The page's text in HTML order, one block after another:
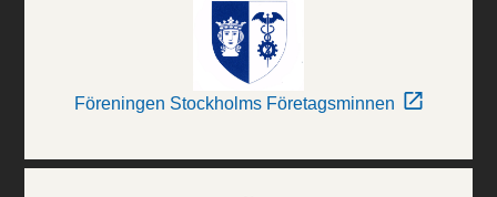
Föreningen Stockholms Företagsminnen